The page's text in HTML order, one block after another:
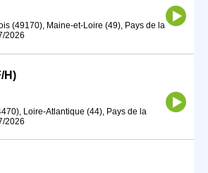
(49170), Maine-et-Loire (49), Pays de la
2026
H)
Loire-Atlantique (44), Pays de la
2026